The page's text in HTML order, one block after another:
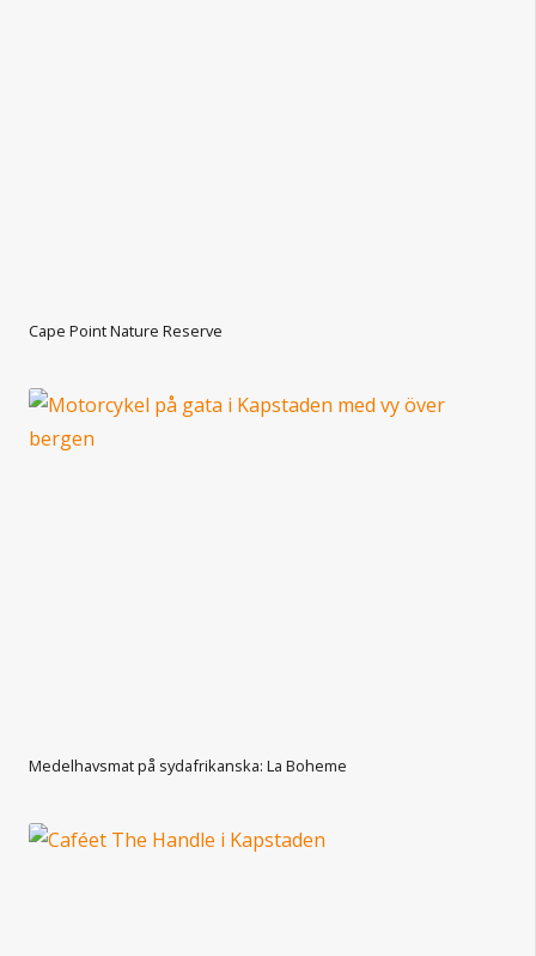
Cape Point Nature Reserve
Medelhavsmat på sydafrikanska: La Boheme